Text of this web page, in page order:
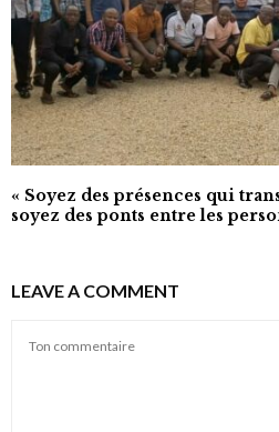
« Soyez des présences qui
soyez des ponts entre les
LEAVE A COMMENT